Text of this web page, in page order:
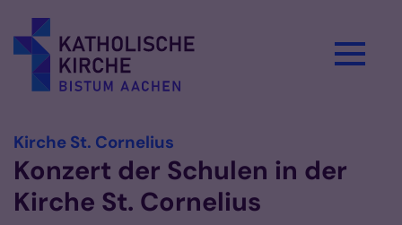
Kirche St. Cornelius
Konzert der Schulen in der
Kirche St. Cornelius